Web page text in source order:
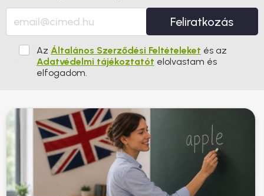
Feliratkozás
Az Általános Szerződési Feltételeket és az
Adatvédelmi tájékoztatót elolvastam és
elfogadom.